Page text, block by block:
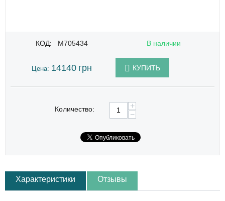
КОД: M705434 В наличии
Цена: 14140 грн КУПИТЬ
Количество:
+
−
Характеристики Отзывы